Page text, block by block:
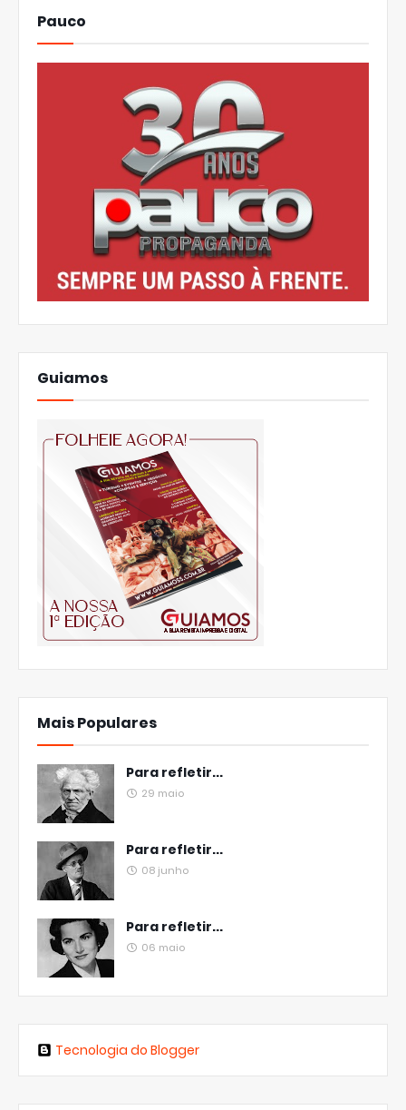
Pauco
Guiamos
Mais Populares
Para refletir...
29 maio
Para refletir...
08 junho
Para refletir...
06 maio
Tecnologia do Blogger